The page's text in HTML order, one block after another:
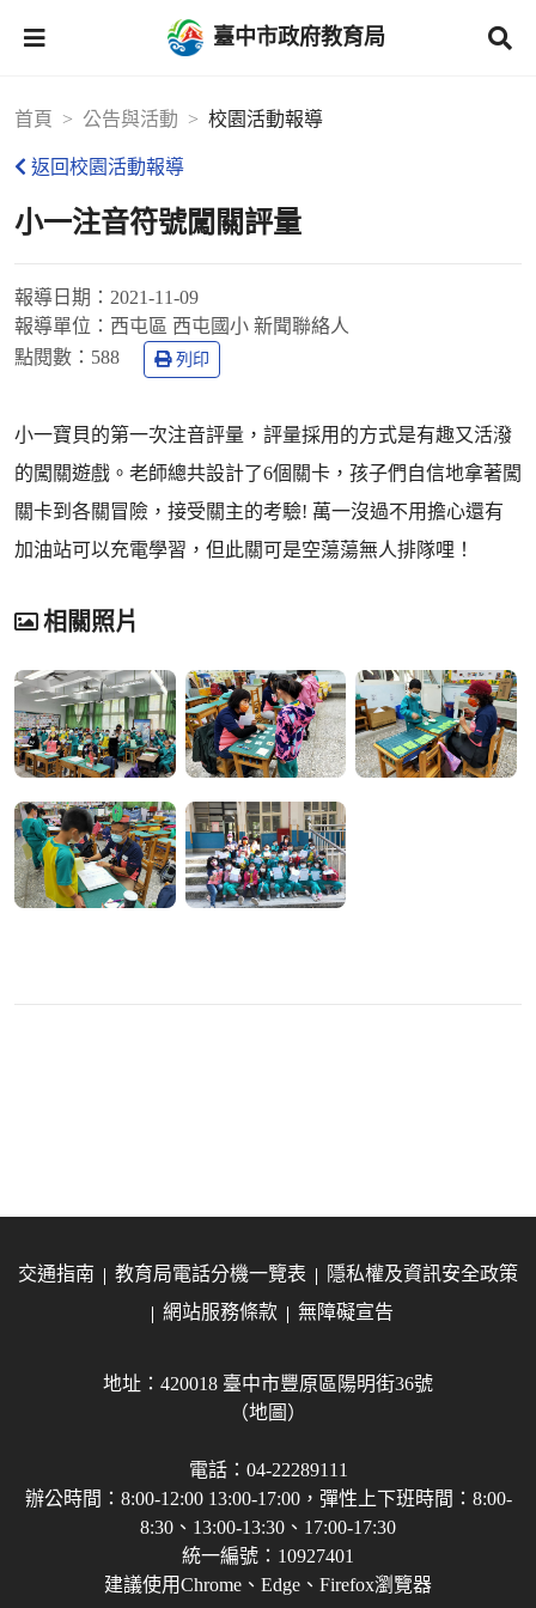
臺中市政府教育局
首頁 公告與活動 校園活動報導
返回校園活動報導
小一注音符號闖關評量
報導日期： 2021-11-09
報導單位： 西屯區 西屯國小 新聞聯絡人
點閱數： 588 列印
小一寶貝的第一次注音評量，評量採用的方式是有趣又活潑
的闖關遊戲。老師總共設計了6個關卡，孩子們自信地拿著闖
關卡到各關冒險，接受關主的考驗! 萬一沒過不用擔心還有
加油站可以充電學習，但此關可是空蕩蕩無人排隊哩！
相關照片
交通指南 教育局電話分機一覽表
隱私權及資訊安全政策
網站服務條款
無障礙宣告
地址：420018 臺中市豐原區陽明街36號
（地圖）
電話：04-22289111
辦公時間：8:00-12:00 13:00-17:00，彈性上下班時間：8:00-
8:30、13:00-13:30、17:00-17:30
統一編號：10927401
建議使用Chrome、Edge、Firefox瀏覽器